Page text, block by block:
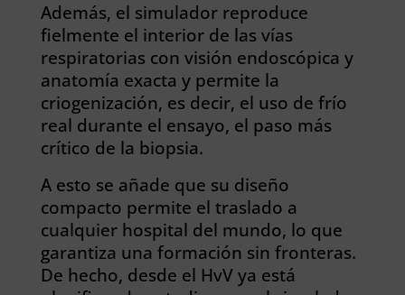
Además, el simulador reproduce
fielmente el interior de las vías
respiratorias con visión endoscópica y
anatomía exacta y permite la
criogenización, es decir, el uso de frío
real durante el ensayo, el paso más
crítico de la biopsia.
A esto se añade que su diseño
compacto permite el traslado a
cualquier hospital del mundo, lo que
garantiza una formación sin fronteras.
De hecho, desde el HvV ya está